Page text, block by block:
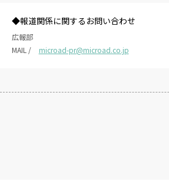
◆報道関係に関するお問い合わせ
広報部
MAIL /
microad-pr@microad.co.jp